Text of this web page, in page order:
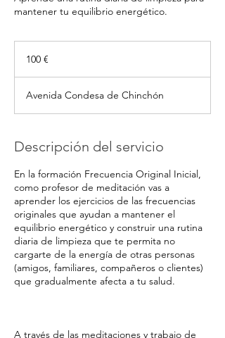
mantener tu equilibrio energético.
100 €
Avenida Condesa de Chinchón
Descripción del servicio
En la formación Frecuencia Original Inicial,
como profesor de meditación vas a
aprender los ejercicios de las frecuencias
originales que ayudan a mantener el
equilibrio energético y construir una rutina
diaria de limpieza que te permita no
cargarte de la energía de otras personas
(amigos, familiares, compañeros o clientes)
que gradualmente afecta a tu salud.
A través de las meditaciones y trabajo de